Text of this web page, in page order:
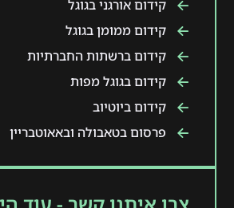
קידום אורגני בגוגל
קידום ממומן בגוגל
קידום ברשתות החברתיות
קידום בגוגל מפות
קידום ביוטיוב
פרסום בטאבולה ובאאוטבריין